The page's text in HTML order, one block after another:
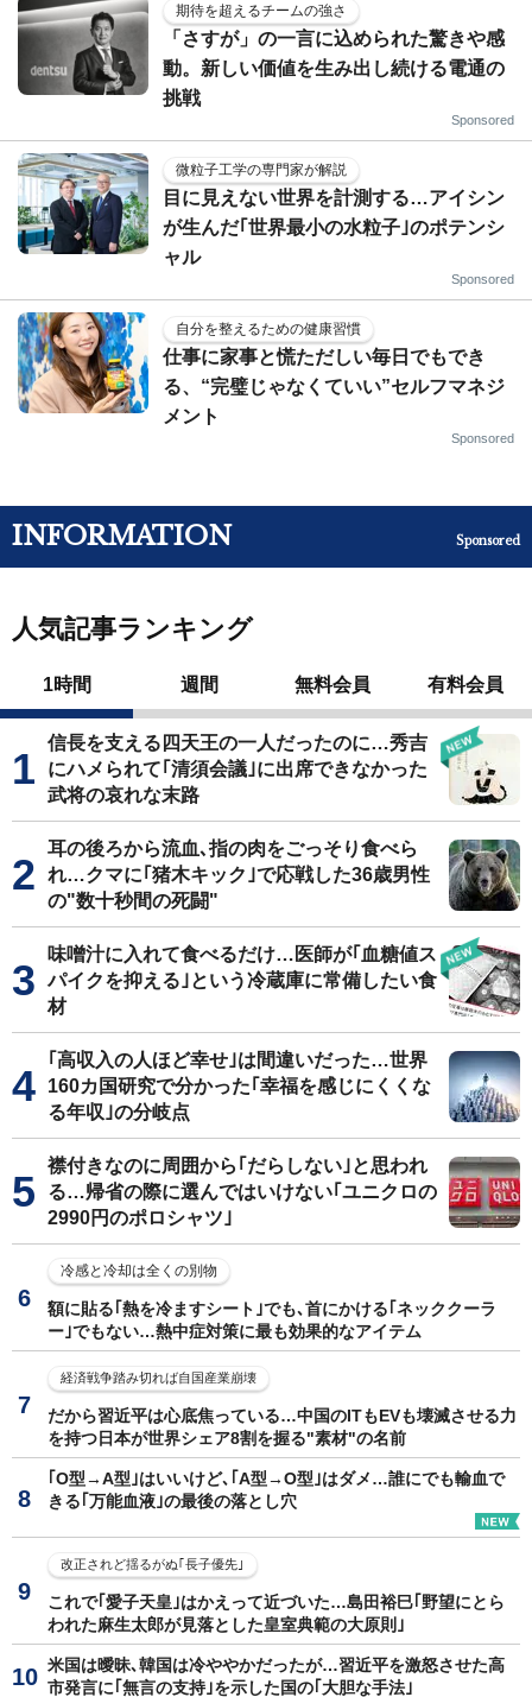
期待を超えるチームの強さ
「さすが」の一言に込められた驚きや感
動。新しい価値を生み出し続ける電通の
挑戦
Sponsored
微粒子工学の専門家が解説
目に見えない世界を計測する…アイシン
が生んだ｢世界最小の水粒子｣のポテンシ
ャル
Sponsored
自分を整えるための健康習慣
仕事に家事と慌ただしい毎日でもでき
る、“完璧じゃなくていい”セルフマネジ
メント
Sponsored
INFORMATION Sponsored
人気記事ランキング
1時間 週間 無料会員 有料会員
信長を支える四天王の一人だったのに…秀吉
にハメられて｢清須会議｣に出席できなかった
武将の哀れな末路
耳の後ろから流血､指の肉をごっそり食べら
れ…クマに｢猪木キック｣で応戦した36歳男性
の"数十秒間の死闘"
味噌汁に入れて食べるだけ…医師が｢血糖値ス
パイクを抑える｣という冷蔵庫に常備したい食
材
｢高収入の人ほど幸せ｣は間違いだった…世界
160カ国研究で分かった｢幸福を感じにくくな
る年収｣の分岐点
襟付きなのに周囲から｢だらしない｣と思われ
る…帰省の際に選んではいけない｢ユニクロの
2990円のポロシャツ｣
冷感と冷却は全くの別物
額に貼る｢熱を冷ますシート｣でも､首にかける｢ネッククーラ
ー｣でもない…熱中症対策に最も効果的なアイテム
経済戦争踏み切れば自国産業崩壊
だから習近平は心底焦っている…中国のITもEVも壊滅させる力
を持つ日本が世界シェア8割を握る"素材"の名前
｢O型→A型｣はいいけど､｢A型→O型｣はダメ…誰にでも輸血で
きる｢万能血液｣の最後の落とし穴
改正されど揺るがぬ｢長子優先｣
これで｢愛子天皇｣はかえって近づいた…島田裕巳｢野望にとら
われた麻生太郎が見落とした皇室典範の大原則｣
米国は曖昧､韓国は冷ややかだったが…習近平を激怒させた高
市発言に｢無言の支持｣を示した国の｢大胆な手法｣